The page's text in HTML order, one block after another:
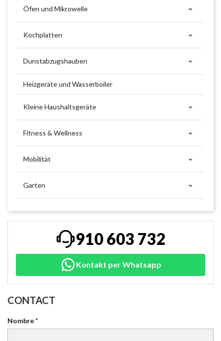
Öfen und Mikrowelle 
Kochplatten 
Dunstabzugshauben 
Heizgeräte und Wasserboiler
Kleine Haushaltsgeräte 
Fitness & Wellness 
Mobilität 
Garten 
910 603 732
Kontakt per Whatsapp
CONTACT
Nombre *